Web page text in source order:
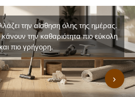
›
την αίσθηση όλης της ημέρας.
την καθαριότητα πιο εύκολη
και πιο γρήγορη.